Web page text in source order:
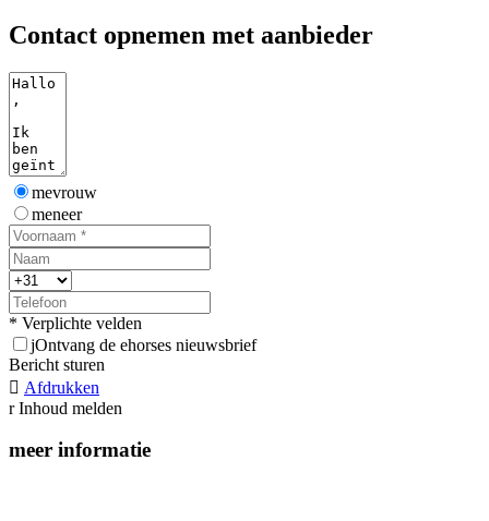
Contact opnemen met aanbieder
mevrouw
meneer
* Verplichte velden
jOntvang de ehorses nieuwsbrief
Bericht sturen
 Afdrukken
r Inhoud melden
meer informatie